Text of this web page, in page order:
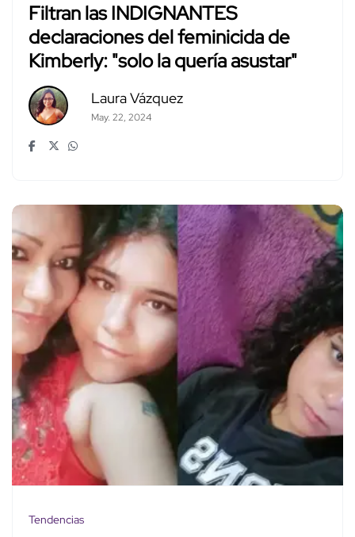
Filtran las INDIGNANTES
declaraciones del feminicida de
Kimberly: "solo la quería asustar"
Laura Vázquez
May. 22, 2024
Tendencias